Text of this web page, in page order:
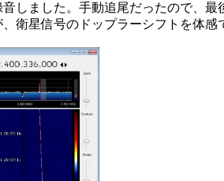
しました。手動追尾だったので、最
衛星信号のドップラーシフトを体感